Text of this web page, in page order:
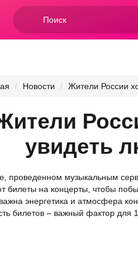
Форма
поиска
Новости Жители России
увидеть
проведенном музыкальным
билеты на концерты, чтобы
энергетика и атмосфера
билетов – важный фактор для